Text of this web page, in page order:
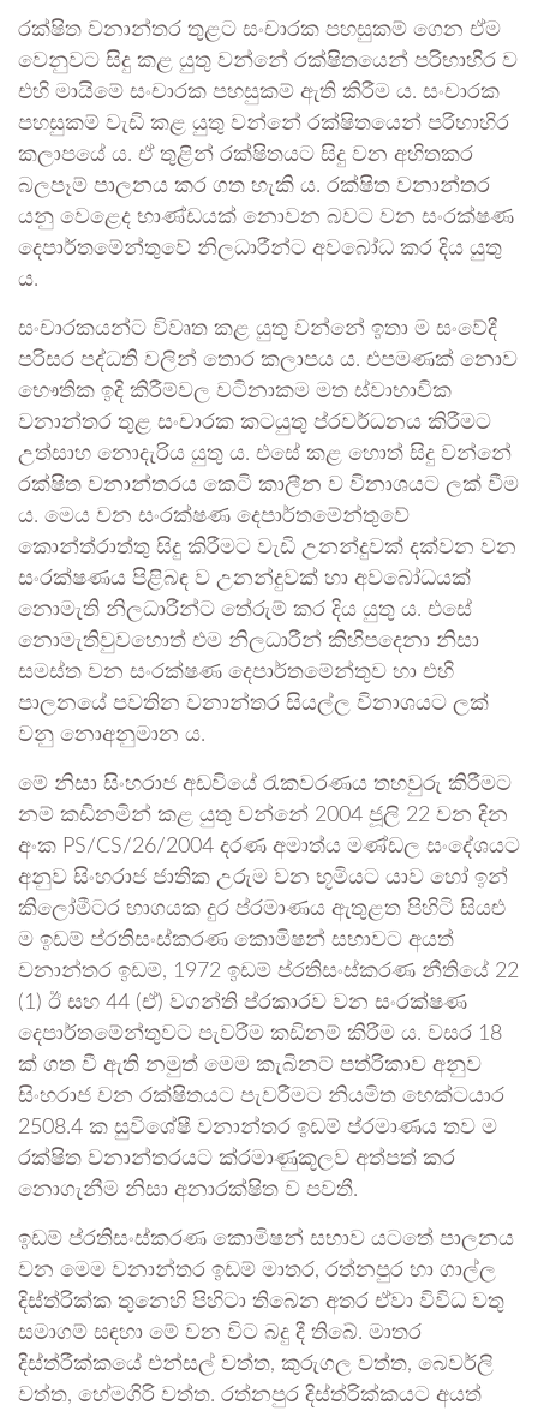
රක්ෂිත වනාන්තර තුළට සංචාරක පහසුකම් ගෙන ඒම
වෙනුවට සිදු කළ යුතු වන්නේ රක්ෂිතයෙන් පරිභාහිර ව
එහි මායිමේ සංචාරක පහසුකම් ඇති කිරීම ය. සංචාරක
පහසුකම් වැඩි කළ යුතු වන්නේ රක්ෂිතයෙන් පරිභාහිර
කලාපයේ ය. ඒ තුළින් රක්ෂිතයට සිදු වන අහිතකර
බලපෑම් පාලනය කර ගත හැකි ය. රක්ෂිත වනාන්තර
යනු වෙළෙද භාණ්ඩයක් නොවන බවට වන සංරක්ෂණ
දෙපාර්තමේන්තුවේ නිලධාරීන්ට අවබෝධ කර දිය යුතු
ය.
සංචාරකයන්ට විවෘත කළ යුතු වන්නේ ඉතා ම සංවේදී
පරිසර පද්ධති වලින් තොර කලාපය ය. එපමණක් නොව
භෞතික ඉදි කිරීම්වල වටිනාකම මත ස්වාභාවික
වනාන්තර තුළ සංචාරක කටයුතු ප්රවර්ධනය කිරීමට
උත්සාහ නොදැරිය යුතු ය. එසේ කළ හොත් සිදු වන්නේ
රක්ෂිත වනාන්තරය කෙටි කාලීන ව විනාශයට ලක් වීම
ය. මෙය වන සංරක්ෂණ දෙපාර්තමේන්තුවේ
කොන්ත්රාත්තු සිදු කිරීමට වැඩි උනන්දුවක් දක්වන වන
සංරක්ෂණය පිළිබඳ ව උනන්දුවක් හා අවබෝධයක්
නොමැති නිලධාරීන්ට තේරුම් කර දිය යුතු ය. එසේ
නොමැතිවුවහොත් එම නිලධාරීන් කිහිපදෙනා නිසා
සමස්ත වන සංරක්ෂණ දෙපාර්තමේන්තුව හා එහි
පාලනයේ පවතින වනාන්තර සියල්ල විනාශයට ලක්
වනු නොඅනුමාන ය.
මේ නිසා සිංහරාජ අඩවියේ රැකවරණය තහවුරු කිරීමට
නම් කඩිනමින් කළ යුතු වන්නේ 2004 ජූලි 22 වන දින
අංක PS/CS/26/2004 දරණ අමාත්ය මණ්ඩල සංදේශයට
අනුව සිංහරාජ ජාතික උරුම වන භූමියට යාව හෝ ඉන්
කිලෝමීටර භාගයක දුර ප්රමාණය ඇතුළත පිහිටි සියළු
ම ඉඩම් ප්රතිසංස්කරණ කොමිෂන් සභාවට අයත්
වනාන්තර ඉඩම්, 1972 ඉඩම් ප්රතිසංස්කරණ නීතියේ 22
(1) ඊ සහ 44 (ඒ) වගන්ති ප්රකාරව වන සංරක්ෂණ
දෙපාර්තමේන්තුවට පැවරීම කඩිනම් කිරීම ය. වසර 18
ක් ගත වී ඇති නමුත් මෙම කැබිනට් පත්රිකාව අනුව
සිංහරාජ වන රක්ෂිතයට පැවරීමට නියමිත හෙක්ටයාර
2508.4 ක සුවිශේෂී වනාන්තර ඉඩම් ප්රමාණය තව ම
රක්ෂිත වනාන්තරයට ක්රමාණුකූලව අත්පත් කර
නොගැනීම නිසා අනාරක්ෂිත ව පවතී.
ඉඩම් ප්රතිසංස්කරණ කොමිෂන් සභාව යටතේ පාලනය
වන මෙම වනාන්තර ඉඩම් මාතර, රත්නපුර හා ගාල්ල
දිස්ත්රික්ක තුනෙහි පිහිටා තිබෙන අතර ඒවා විවිධ වතු
සමාගම් සඳහා මේ වන විට බදු දී තිබේ. මාතර
දිස්ත්රීක්කයේ එන්සල් වත්ත, කුරුගල වත්ත, බෙවර්ලි
වත්ත, හේමගිරි වත්ත. රත්නපුර දිස්ත්රික්කයට අයත්